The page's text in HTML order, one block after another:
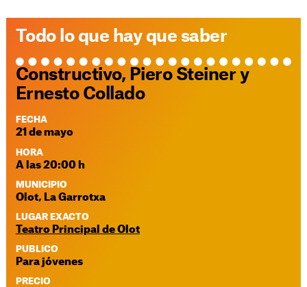
Todo lo que hay que saber
Constructivo, Piero Steiner y
Ernesto Collado
FECHA
21 de mayo
HORA
A las 20:00 h
MUNICIPIO
Olot, La Garrotxa
LUGAR EXACTO
Teatro Principal de Olot
PUBLICO
Para jóvenes
PRECIO